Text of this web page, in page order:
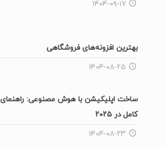
۱۴۰۴-۰۹-۱۷
بهترین افزونه‌های فروشگاهی
۱۴۰۴-۰۸-۲۵
ساخت اپلیکیشن با هوش مصنوعی: راهنمای
کامل در ۲۰۲۵
۱۴۰۴-۰۸-۲۳